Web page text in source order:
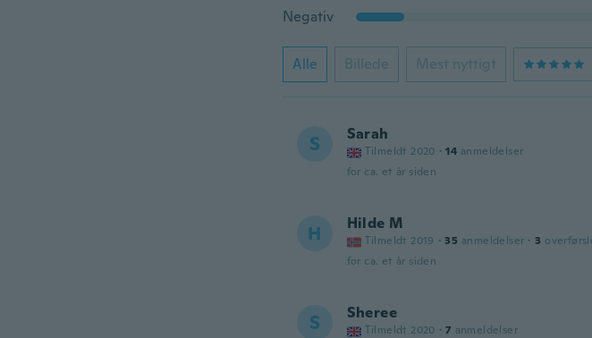
Negativ
Alle Billede Mest nyttigt
S Sarah
Tilmeldt 2020 · 14 anmeldelser
for ca. et år siden
H Hilde M
Tilmeldt 2019 · 35 anmeldelser · 3
for ca. et år siden
S Sheree
Tilmeldt 2020 · 7 anmeldelser